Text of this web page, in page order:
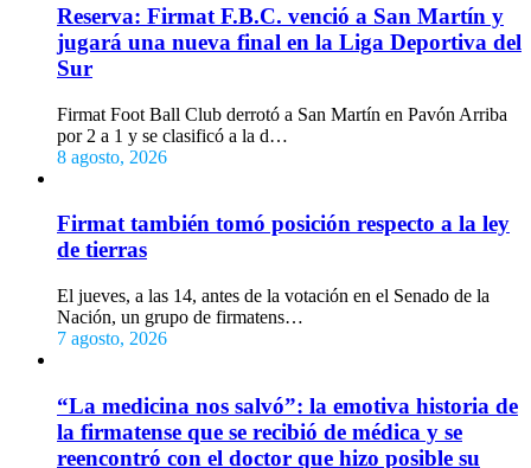
Reserva: Firmat F.B.C. venció a San Martín y
jugará una nueva final en la Liga Deportiva del
Sur
Firmat Foot Ball Club derrotó a San Martín en Pavón Arriba
por 2 a 1 y se clasificó a la d…
8 agosto, 2026
Firmat también tomó posición respecto a la ley
de tierras
El jueves, a las 14, antes de la votación en el Senado de la
Nación, un grupo de firmatens…
7 agosto, 2026
“La medicina nos salvó”: la emotiva historia de
la firmatense que se recibió de médica y se
reencontró con el doctor que hizo posible su